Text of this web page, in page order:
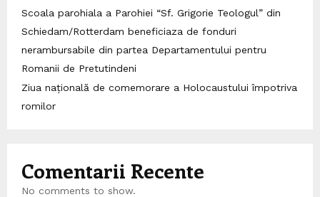
Scoala parohiala a Parohiei “Sf. Grigorie Teologul” din
Schiedam/Rotterdam beneficiaza de fonduri
nerambursabile din partea Departamentului pentru
Romanii de Pretutindeni
Ziua națională de comemorare a Holocaustului împotriva
romilor
Comentarii Recente
No comments to show.